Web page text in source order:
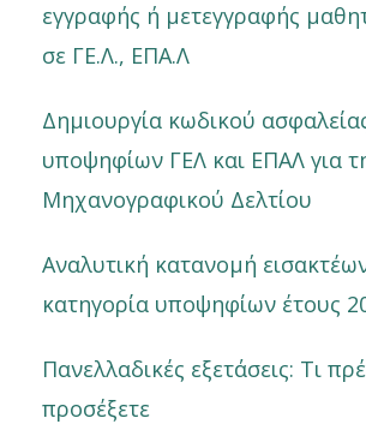
εγγραφής ή μετεγγραφής
σε ΓΕ.Λ., ΕΠΑ.Λ
Δημιουργία κωδικού
υποψηφίων ΓΕΛ και ΕΠΑΛ για
Μηχανογραφικού Δελτίου
Αναλυτική κατανομή
κατηγορία υποψηφίων έτους
Πανελλαδικές εξετάσεις: Τι
προσέξετε